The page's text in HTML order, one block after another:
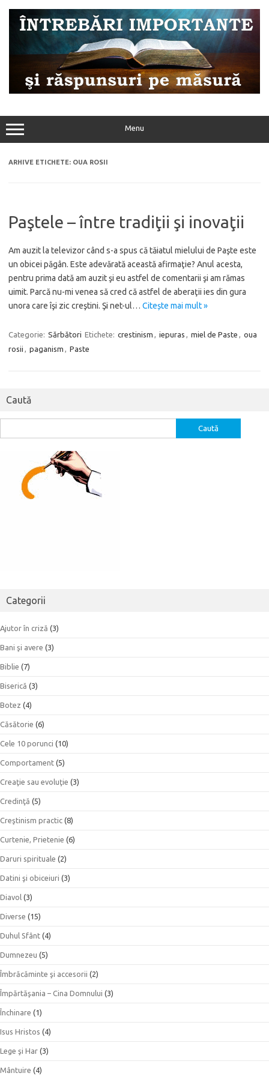
conținut
Menu
ARHIVE ETICHETE: OUA ROSII
Paştele – între tradiţii şi inovaţii
Am auzit la televizor când s-a spus că tăiatul mielului de Paşte este
un obicei păgân. Este adevărată această afirmaţie? Anul acesta,
pentru prima dată am auzit şi eu astfel de comentarii şi am rămas
uimit. Parcă nu-mi venea să cred că astfel de aberaţii ies din gura
unora care îşi zic creştini. Şi net-ul… Citește mai mult »
Categorie: Sărbători Etichete: crestinism iepuras miel de Paste
oua
rosii
paganism Paste
Caută
după:
Categorii
Ajutor în criză (3)
Bani şi avere (3)
Biblie (7)
Biserică (3)
Botez (4)
Căsătorie (6)
Cele 10 porunci (10)
Comportament (5)
Creaţie sau evoluţie (3)
Credinţă (5)
Creştinism practic (8)
Curtenie, Prietenie (6)
Daruri spirituale (2)
Datini şi obiceiuri (3)
Diavol (3)
Diverse (15)
Duhul Sfânt (4)
Dumnezeu (5)
Îmbrăcăminte şi accesorii (2)
Împărtăşania – Cina Domnului (3)
Închinare (1)
Isus Hristos (4)
Lege şi Har (3)
Mântuire (4)